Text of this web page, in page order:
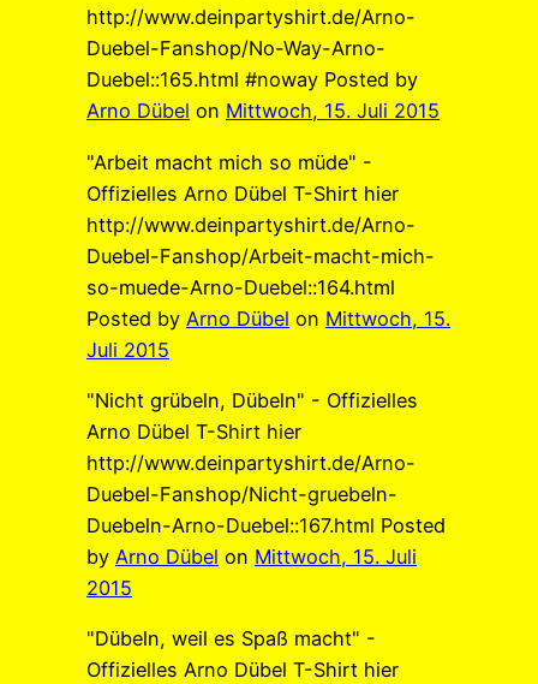
http://www.deinpartyshirt.de/Arno-
Duebel-Fanshop/No-Way-Arno-
Duebel::165.html #noway Posted by
Arno Dübel on Mittwoch, 15. Juli 2015
"Arbeit macht mich so müde" -
Offizielles Arno Dübel T-Shirt hier
http://www.deinpartyshirt.de/Arno-
Duebel-Fanshop/Arbeit-macht-mich-
so-muede-Arno-Duebel::164.html
Posted by Arno Dübel on Mittwoch, 15.
Juli 2015
"Nicht grübeln, Dübeln" - Offizielles
Arno Dübel T-Shirt hier
http://www.deinpartyshirt.de/Arno-
Duebel-Fanshop/Nicht-gruebeln-
Duebeln-Arno-Duebel::167.html Posted
by Arno Dübel on Mittwoch, 15. Juli
2015
"Dübeln, weil es Spaß macht" -
Offizielles Arno Dübel T-Shirt hier